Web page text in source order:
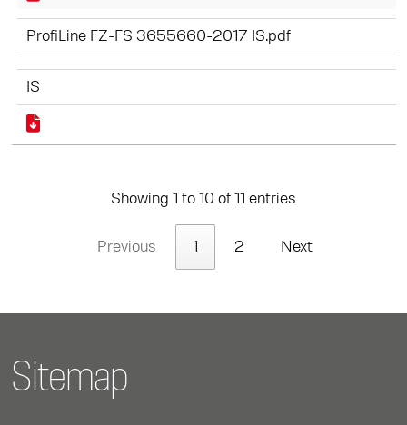
ProfiLine FZ-FS 3655660-2017 IS.pdf
IS
Showing 1 to 10 of 11 entries
Previous 1 2 Next
Sitemap